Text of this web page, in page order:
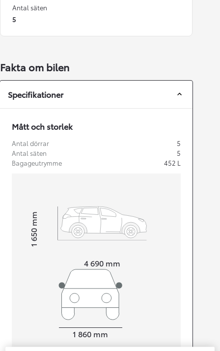
Antal säten
5
Fakta om bilen
Specifikationer
Mått och storlek
Antal dörrar
5
Antal säten
5
Bagageutrymme
452 L
4 690 mm
Height1 650
mm
1 860 mm